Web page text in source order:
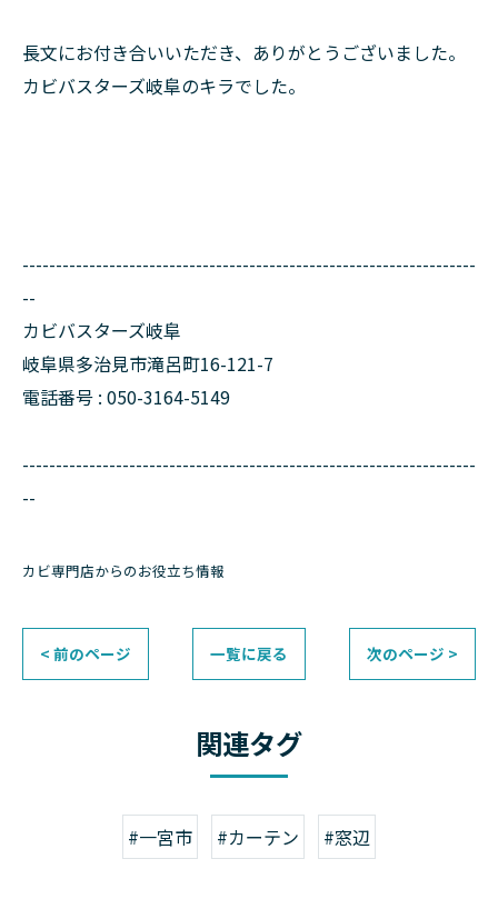
長文にお付き合いいただき、ありがとうございました。
カビバスターズ岐阜のキラでした。
--------------------------------------------------------------------
--
カビバスターズ岐阜
岐阜県多治見市滝呂町16-121-7
電話番号 : 050-3164-5149
--------------------------------------------------------------------
--
カビ専門店からのお役立ち情報
< 前のページ 一覧に戻る 次のページ >
関連タグ
#一宮市 #カーテン #窓辺